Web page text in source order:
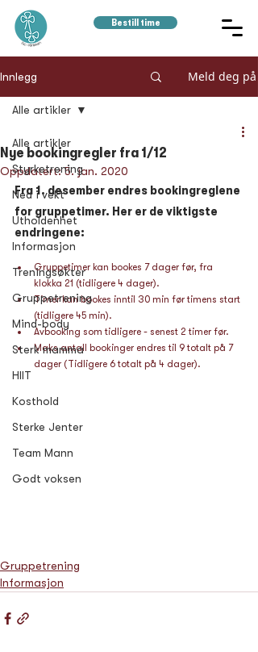
Bestill time
Innlegg Meld deg på
Alle artikler
Styrketrening
Ned i vekt
Utholdenhet
Informasjon
Treningsøkter
Gruppetrening
Mind-body
Sterk mamma
HIIT
Kosthold
Sterke Jenter
Team Mann
Godt voksen
Alle artikler
Nye bookingregler fra 1/12
Oppdatert:5. jan. 2020
Fra 1. desember endres bookingreglene
for gruppetimer. Her er de viktigste
endringene:
Gruppetimer kan bookes 7 dager før, fra
klokka 21 (tidligere 4 dager).
Timer kan bookes inntil 30 min før timens start
(tidligere 45 min).
Avbooking som tidligere - senest 2 timer før.
Maks antall bookinger endres til 9 totalt på 7
dager (Tidligere 6 totalt på 4 dager).
Gruppetrening
Informasjon